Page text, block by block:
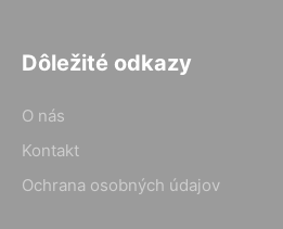
Dôležité odkazy
O nás
Kontakt
Ochrana osobných údajov